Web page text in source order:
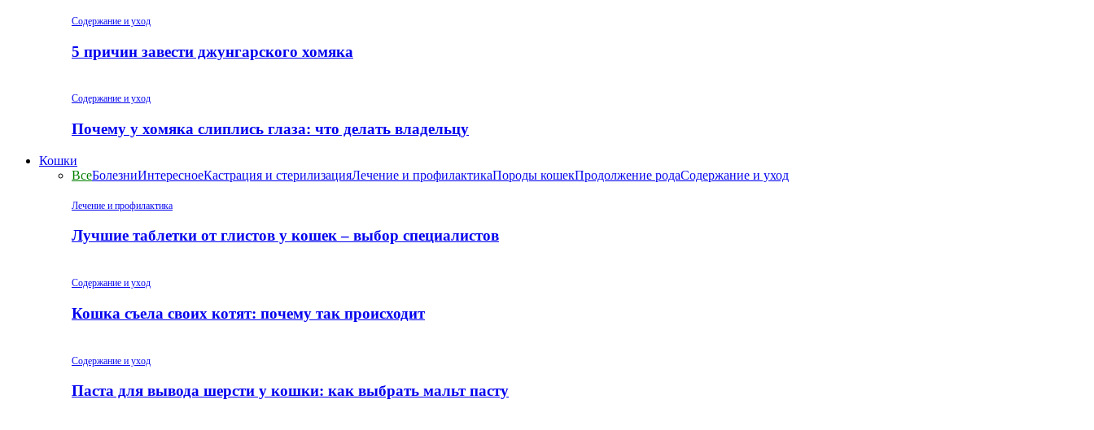
Содержание и уход
5 причин завести джунгарского хомяка
Содержание и уход
Почему у хомяка слиплись глаза: что делать владельцу
Кошки
ВсеБолезниИнтересноеКастрация и стерилизацияЛечение и профилактикаПороды кошекПродолжение родаСодержание и уход
Лечение и профилактика
Лучшие таблетки от глистов у кошек – выбор специалистов
Содержание и уход
Кошка съела своих котят: почему так происходит
Содержание и уход
Паста для вывода шерсти у кошки: как выбрать мальт пасту